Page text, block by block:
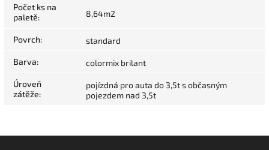
Počet ks na
paletě: 8,64m2
Povrch: standard
Barva: colormix brilant
Úroveň
zátěže:
pojízdná pro auta do 3,5t s občasným
pojezdem nad 3,5t